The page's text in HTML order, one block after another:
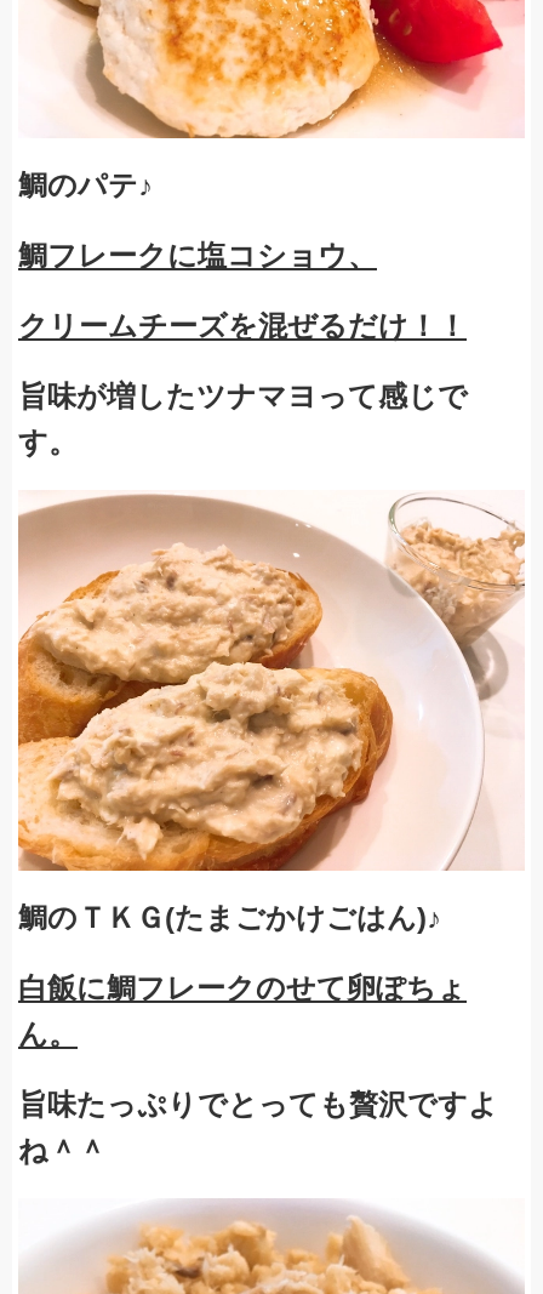
鯛のパテ♪
鯛フレークに塩コショウ、
クリームチーズを混ぜるだけ！！
旨味が増したツナマヨって感じで
す。
鯛のＴＫＧ(たまごかけごはん)♪
白飯に鯛フレークのせて卵ぽちょ
ん。
旨味たっぷりでとっても贅沢ですよ
ね＾＾